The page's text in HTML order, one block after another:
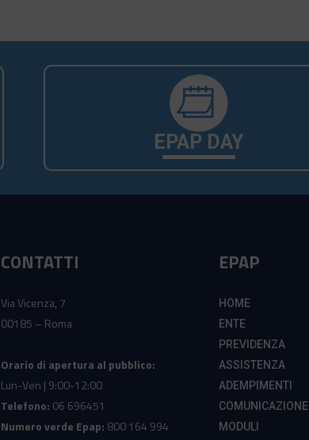
EPAP DAY
CONTATTI
Via Vicenza, 7
00185 – Roma
Orario di apertura al pubblico:
Lun-Ven | 9:00-12:00
Telefono: 06 696451
Numero verde Epap: 800 164 994
EPAP
HOME
ENTE
PREVIDENZA
ASSISTENZA
ADEMPIMENTI
COMUNICAZIONE
MODULI